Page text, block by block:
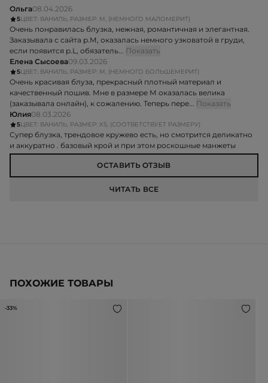
Ольга08.04.2026
5ЦВЕТ: ВАНИЛЬ, РАЗМЕР: M, (НЕМНОГО МАЛОМЕРИТ)
Очень понравилась блузка, нежная, романтичная и элегантная.
Заказывала с сайта р.М, оказалась немного узковатой в груди,
если появится р.L, обязатель... Показать
Елена Сысоева09.03.2026
5ЦВЕТ: ВАНИЛЬ, РАЗМЕР: M, (НЕМНОГО БОЛЬШЕМЕРИТ)
Очень красивая блуза, прекрасный плотный материал и
качественный пошив. Мне в размере М оказалась велика
(заказывала онлайн), к сожалению. Теперь пере... Показать
Юлия08.03.2026
5ЦВЕТ: ВАНИЛЬ, РАЗМЕР: XS, (СООТВЕТСТВУЕТ РАЗМЕРУ)
Супер блузка, трендовое кружево есть, но смотрится деликатно
и аккуратно . базовый крой и при этом роскошные манжеты
ОСТАВИТЬ ОТЗЫВ
ЧИТАТЬ ВСЕ
ПОХОЖИЕ ТОВАРЫ
-33%